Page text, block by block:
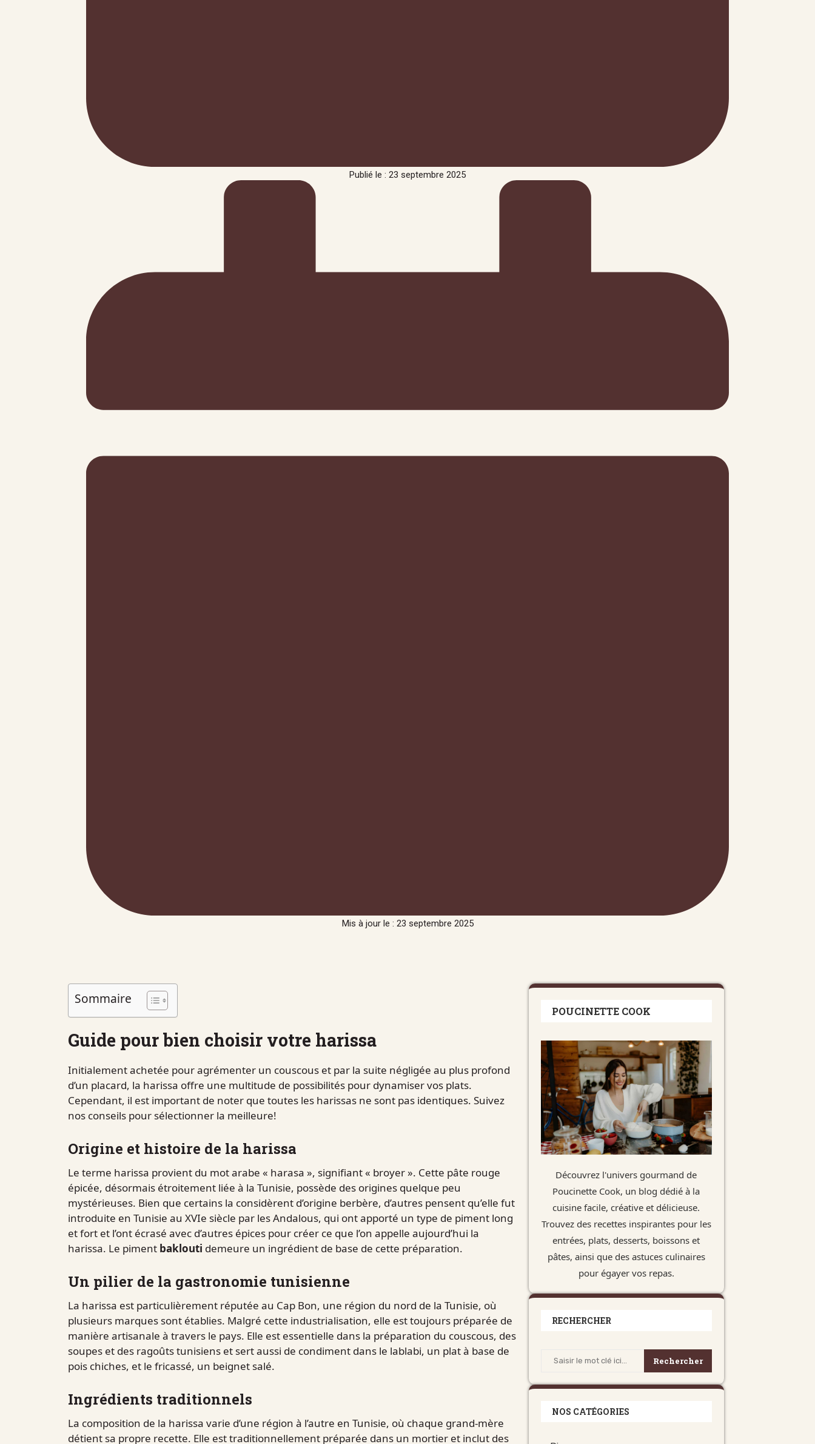
Publié le : 23 septembre 2025
Mis à jour le : 23 septembre 2025
Sommaire
Guide pour bien choisir votre harissa
Initialement achetée pour agrémenter un couscous et par la suite négligée au plus profond
d’un placard, la harissa offre une multitude de possibilités pour dynamiser vos plats.
Cependant, il est important de noter que toutes les harissas ne sont pas identiques. Suivez
nos conseils pour sélectionner la meilleure!
Origine et histoire de la harissa
Le terme harissa provient du mot arabe « harasa », signifiant « broyer ». Cette pâte rouge
épicée, désormais étroitement liée à la Tunisie, possède des origines quelque peu
mystérieuses. Bien que certains la considèrent d’origine berbère, d’autres pensent qu’elle fut
introduite en Tunisie au XVIe siècle par les Andalous, qui ont apporté un type de piment long
et fort et l’ont écrasé avec d’autres épices pour créer ce que l’on appelle aujourd’hui la
harissa. Le piment baklouti demeure un ingrédient de base de cette préparation.
Un pilier de la gastronomie tunisienne
La harissa est particulièrement réputée au Cap Bon, une région du nord de la Tunisie, où
plusieurs marques sont établies. Malgré cette industrialisation, elle est toujours préparée de
manière artisanale à travers le pays. Elle est essentielle dans la préparation du couscous, des
soupes et des ragoûts tunisiens et sert aussi de condiment dans le lablabi, un plat à base de
pois chiches, et le fricassé, un beignet salé.
Ingrédients traditionnels
La composition de la harissa varie d’une région à l’autre en Tunisie, où chaque grand-mère
détient sa propre recette. Elle est traditionnellement préparée dans un mortier et inclut des
POUCINETTE COOK
Découvrez l'univers gourmand de
Poucinette Cook, un blog dédié à la
cuisine facile, créative et délicieuse.
Trouvez des recettes inspirantes pour les
entrées, plats, desserts, boissons et
pâtes, ainsi que des astuces culinaires
pour égayer vos repas.
RECHERCHER
Rechercher
NOS CATÉGORIES